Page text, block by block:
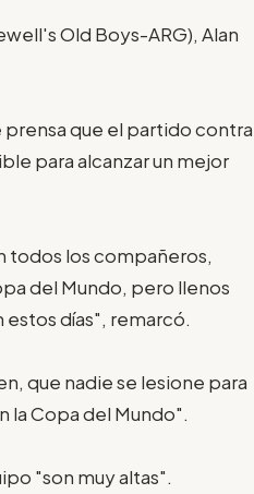
Old Boys-ARG), Alan
prensa que el partido contra
para alcanzar un mejor
todos los compañeros,
del Mundo, pero llenos
días", remarcó.
que nadie se lesione para
la Copa del Mundo".
"son muy altas".